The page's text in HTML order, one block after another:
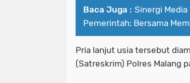
Baca Juga : Sinergi Media
Pemerintah: Bersama
Pria lanjut usia tersebut
(Satreskrim) Polres Malang